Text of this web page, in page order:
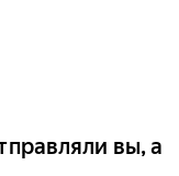
вы, а